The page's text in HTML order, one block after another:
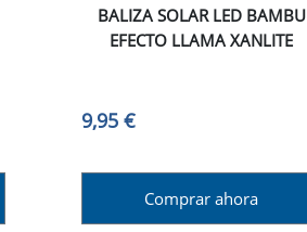
BALIZA SOLAR LED BAMBU
EFECTO LLAMA XANLITE
9,95 €
Comprar ahora